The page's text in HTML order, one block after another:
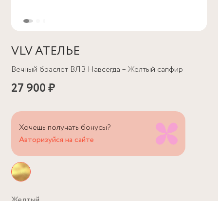
VLV АТЕЛЬЕ
Вечный браслет ВЛВ Навсегда – Желтый сапфир
27 900 ₽
Хочешь получать бонусы?
Авторизуйся на сайте